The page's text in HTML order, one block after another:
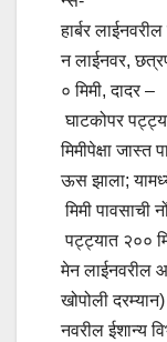
हार्बर
न लाईनवर,
० मिमी, दादर –
घाटकोपर
मिमीपेक्षा
ऊस झाला;
मिमी पावसाची
पट्ट्यात २००
मेन लाईनवरील
खोपोली
नवरील ईशान्य